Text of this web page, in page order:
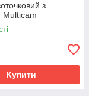
з
Multicam
Купити